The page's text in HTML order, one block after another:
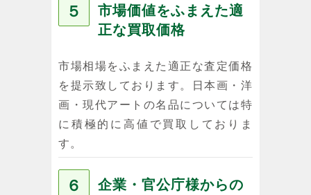
５
市場価値をふまえた適
正な買取価格
市場相場をふまえた適正な査定価格
を提示致しております。日本画・洋
画・現代アートの名品については特
に積極的に高値で買取しておりま
す。
６
企業・官公庁様からの